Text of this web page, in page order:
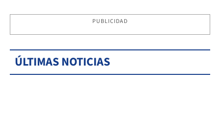
PUBLICIDAD
ÚLTIMAS NOTICIAS